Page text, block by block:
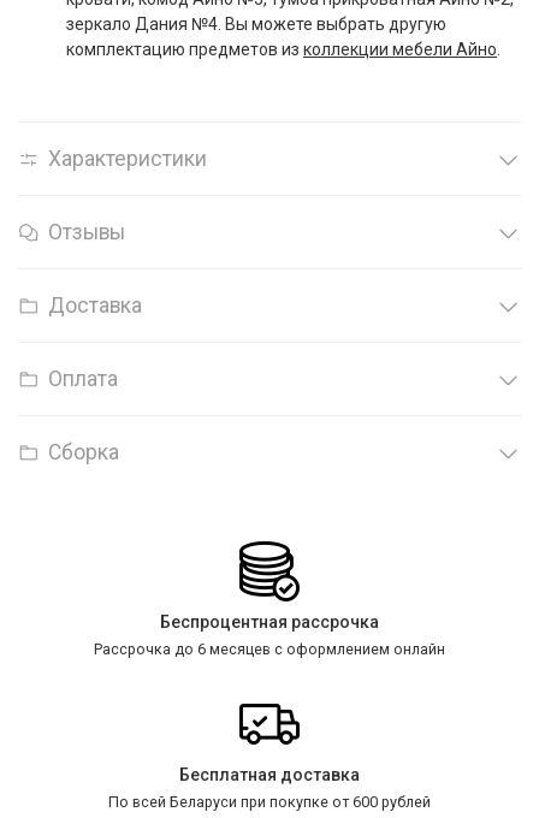
зеркало Дания №4. Вы можете выбрать другую
комплектацию предметов из коллекции мебели Айно.
Характеристики
Отзывы
Доставка
Оплата
Сборка
Беспроцентная рассрочка
Рассрочка до 6 месяцев с оформлением онлайн
Бесплатная доставка
По всей Беларуси при покупке от 600 рублей